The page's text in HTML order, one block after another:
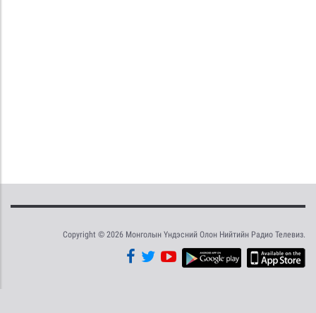
Copyright © 2026 Монголын Үндэсний Олон Нийтийн Радио Телевиз.